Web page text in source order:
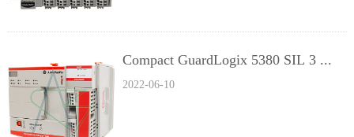
Compact GuardLogix 5380 SIL 3 ...
2022-06-10